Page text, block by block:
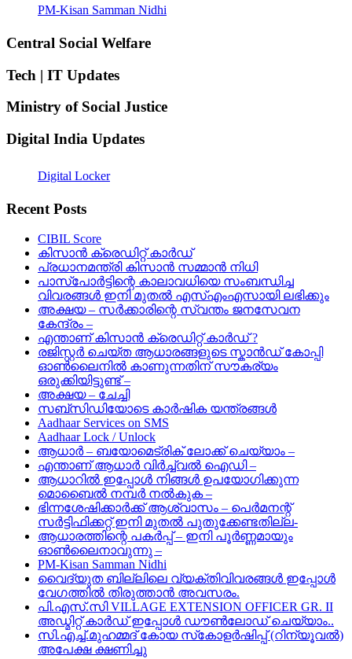
PM-Kisan Samman Nidhi
Central Social Welfare
Tech | IT Updates
Ministry of Social Justice
Digital India Updates
Digital Locker
Recent Posts
CIBIL Score
കിസാന്‍ ക്രെ‍ഡിറ്റ് കാര്‍ഡ്
പ്രധാനമന്ത്രി കിസാന്‍ സമ്മാന്‍ നിധി
പാസ്‌പോര്‍ട്ടിന്റെ കാലാവധിയെ സംബന്ധിച്ച
വിവരങ്ങള്‍ ഇനി മുതല്‍ എസ്എംഎസായി ലഭിക്കും
അക്ഷയ – സർക്കാരിന്റെ സ്വന്തം ജനസേവന
കേന്ദ്രം –
എന്താണ് കിസാൻ ക്രെഡിറ്റ് കാർഡ് ?
രജിസ്റ്റര്‍ ചെയ്ത ആധാരങ്ങളുടെ സ്കാന്‍ഡ് കോപ്പി
ഓണ്‍ലൈനില്‍ കാണുന്നതിന് സൗകര്യം
ഒരുക്കിയിട്ടുണ്ട് –
അക്ഷയ – ചേച്ചി
സബ്സിഡിയോടെ കാർഷിക യന്ത്രങ്ങൾ
Aadhaar Services on SMS
Aadhaar Lock / Unlock
ആധാർ – ബയോമെട്രിക് ലോക്ക് ചെയ്യാം –
എന്താണ് ആധാർ വിർച്ച്വൽ ഐഡി –
ആധാറിൽ ഇപ്പോൾ നിങ്ങൾ ഉപയോഗിക്കുന്ന
മൊബൈൽ നമ്പർ നൽകുക –
ഭിന്നശേഷിക്കാർക്ക് ആശ്വാസം – പെർമനന്റ്
സർട്ടിഫിക്കറ്റ് ഇനി മുതൽ പുതുക്കേണ്ടതില്ല-
ആധാരത്തിന്റെ പകർപ്പ് – ഇനി പൂർണ്ണമായും
ഓൺലൈനാവുന്നു –
PM-Kisan Samman Nidhi
വൈദ്യുത ബില്ലിലെ വ്യക്തിവിവരങ്ങൾ ഇപ്പോൾ
വേഗത്തിൽ തിരുത്താൻ അവസരം.
പി.എസ്.സി VILLAGE EXTENSION OFFICER GR. II
അഡ്മിറ്റ് കാർഡ് ഇപ്പോൾ ഡൗൺലോഡ് ചെയ്യാം..
സി.എച്ച്.മുഹമ്മദ് കോയ സ്‌കോളർഷിപ്പ് (റിന്യൂവൽ)
അപേക്ഷ ക്ഷണിച്ചു